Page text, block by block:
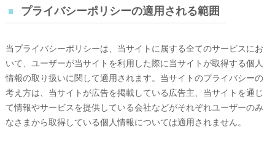
プライバシーポリシーの適用される範囲
当プライバシーポリシーは、当サイトに属する全てのサービスにお
いて、ユーザーが当サイトを利用した際に当サイトが取得する個人
情報の取り扱いに関して適用されます。当サイトのプライバシーの
考え方は、当サイトが広告を掲載している広告主、当サイトを通じ
て情報やサービスを提供している会社などがそれぞれユーザーのみ
なさまから取得している個人情報については適用されません。